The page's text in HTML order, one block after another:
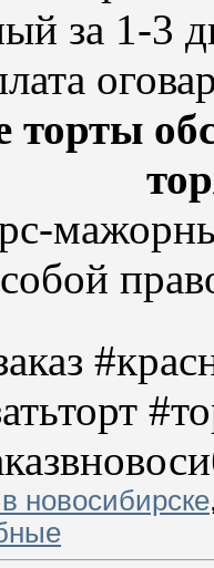
за 1-3
торты
собой
новосибирске